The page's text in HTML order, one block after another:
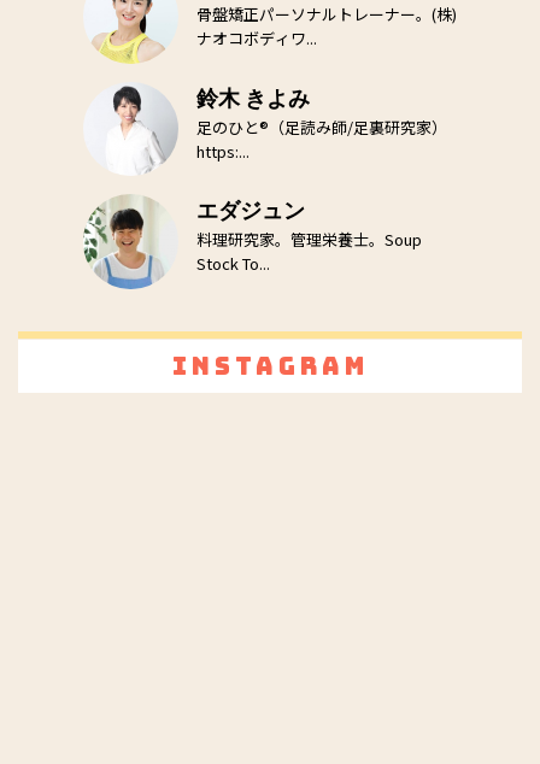
骨盤矯正パーソナルトレーナー。(株)
ナオコボディワ...
鈴木 きよみ
足のひと®（足読み師/足裏研究家）
https:...
エダジュン
料理研究家。管理栄養士。Soup
Stock To...
Instagram